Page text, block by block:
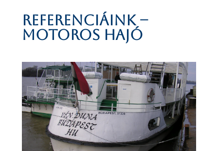
Referenciáink –
motoros hajó